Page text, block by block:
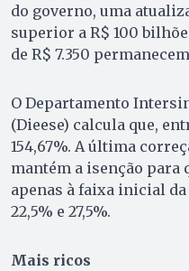
do governo, uma
superior a R$ 100
de R$ 7.350
O Departamento
(Dieese) calcula que,
154,67%. A última
mantém a isenção para
apenas à faixa inicial da
22,5% e 27,5%.
Mais ricos